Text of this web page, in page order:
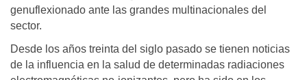
genuflexionado ante las grandes multinacionales del
sector.
Desde los años treinta del siglo pasado se tienen noticias
de la influencia en la salud de determinadas radiaciones